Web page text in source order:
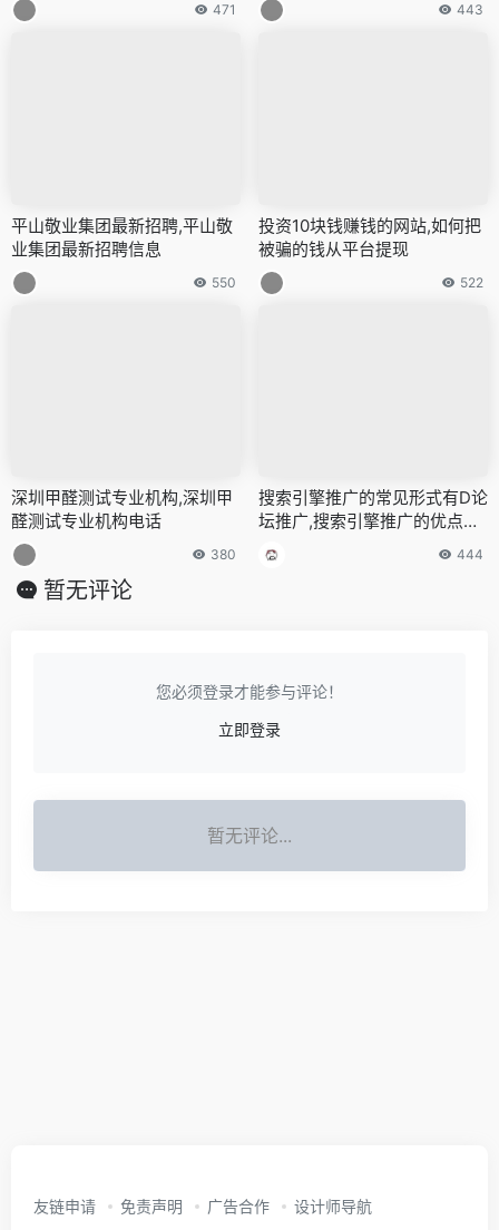
471 443
平山敬业集团最新招聘,平山敬
业集团最新招聘信息
550
投资10块钱赚钱的网站,如何把
被骗的钱从平台提现
522
深圳甲醛测试专业机构,深圳甲
醛测试专业机构电话
380
搜索引擎推广的常见形式有D论
坛推广,搜索引擎推广的优点有
哪些
444
暂无评论
您必须登录才能参与评论！
立即登录
暂无评论...
友链申请 免责声明 广告合作 设计师导航